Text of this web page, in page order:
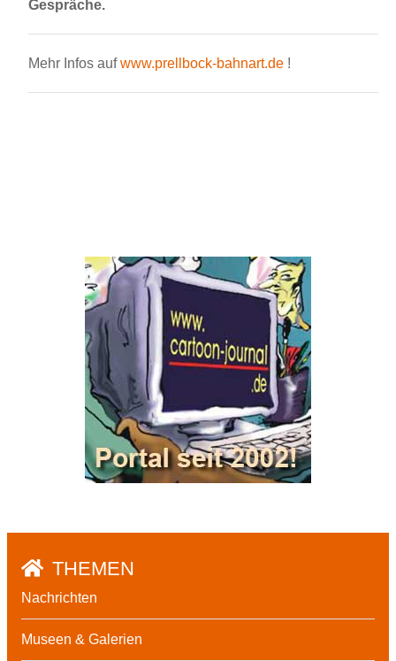
Gespräche.
Mehr Infos aufwww.prellbock-bahnart.de !
THEMEN
Nachrichten
Museen & Galerien